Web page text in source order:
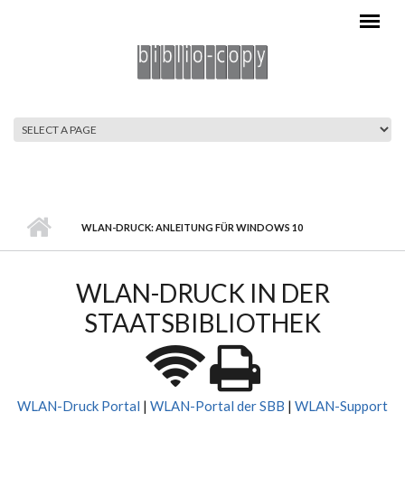
WLAN-DRUCK: ANLEITUNG FÜR WINDOWS 10
WLAN-DRUCK IN DER
STAATSBIBLIOTHEK
WLAN-Druck Portal | WLAN-Portal der SBB | WLAN-Support